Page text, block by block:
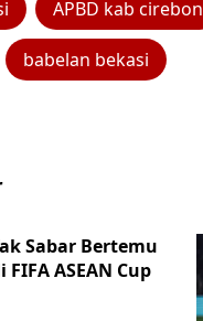
APBD kab cirebon
babelan bekasi
Sabar Bertemu
ASEAN Cup